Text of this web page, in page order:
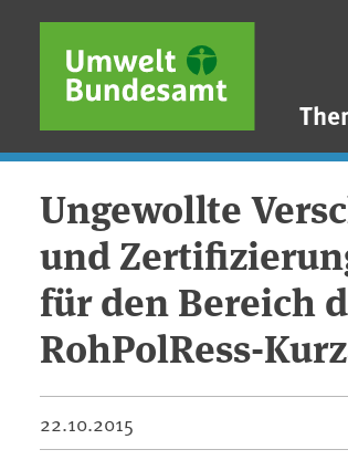
Direkt zum Inhalt
Direkt zum Hauptmenü
Direkt zur Fußzeile
Ungewollte
und
für den Bereich
RohPolRess-
22.10.2015